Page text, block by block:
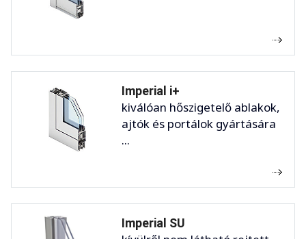
Imperial i+
kiválóan hőszigetelő ablakok,
ajtók és portálok gyártására
...
Imperial SU